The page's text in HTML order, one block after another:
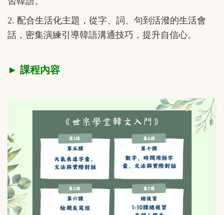
2. 配合生活化主題，從字、詞、句到活潑的生活會
話，密集演練引導韓語溝通技巧，提升自信心。
► 課程內容